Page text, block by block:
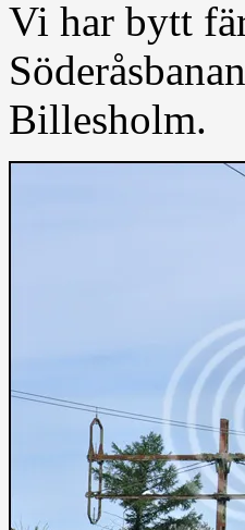
Vi har bytt
Billesholm.